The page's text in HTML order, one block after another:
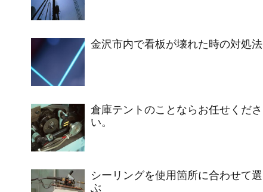
金沢市内で看板が壊れた時の対処法
倉庫テントのことならお任せくださ
い。
シーリングを使用箇所に合わせて選
ぶ